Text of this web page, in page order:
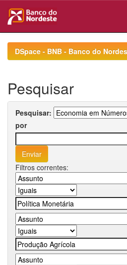
navigationDSpace - BNB - Banco do
Pesquisar
Pesquisar:
por
Filtros correntes: